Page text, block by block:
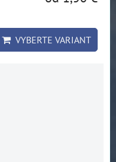
VYBERTE VARIANT